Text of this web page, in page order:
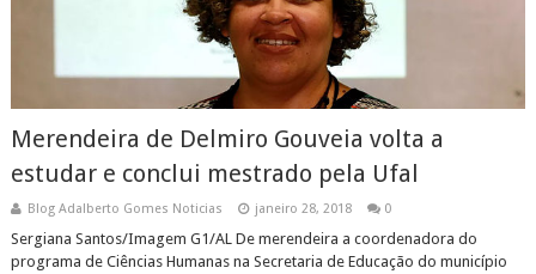
Merendeira de Delmiro Gouveia volta a
estudar e conclui mestrado pela Ufal
Blog Adalberto Gomes Noticias janeiro 28, 2018 0
Sergiana Santos/Imagem G1/AL De merendeira a coordenadora do
programa de Ciências Humanas na Secretaria de Educação do município